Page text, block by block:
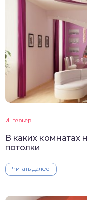
Интерьер
В каких комнатах
потолки
Читать далее